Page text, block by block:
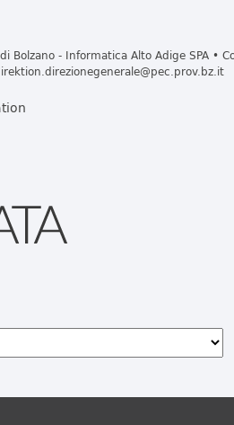
Bolzano - Informatica Alto Adige SPA •